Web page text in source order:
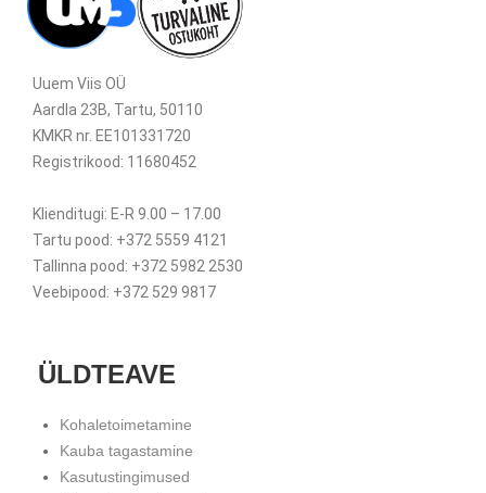
Uuem Viis OÜ
Aardla 23B, Tartu, 50110
KMKR nr. EE101331720
Registrikood: 11680452
Klienditugi: E-R 9.00 – 17.00
Tartu pood: +372 5559 4121
Tallinna pood: +372 5982 2530
Veebipood: +372 529 9817
ÜLDTEAVE
Kohaletoimetamine
Kauba tagastamine
Kasutustingimused